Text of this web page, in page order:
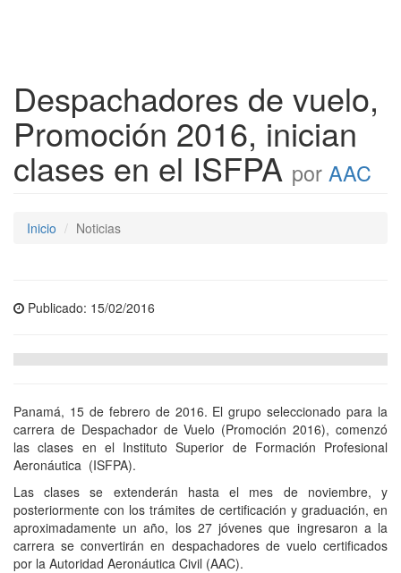
Despachadores de vuelo,
Promoción 2016, inician
clases en el ISFPA por AAC
Inicio Noticias
Publicado: 15/02/2016
Panamá, 15 de febrero de 2016. El grupo seleccionado para la
carrera de Despachador de Vuelo (Promoción 2016), comenzó
las clases en el Instituto Superior de Formación Profesional
Aeronáutica (ISFPA).
Las clases se extenderán hasta el mes de noviembre, y
posteriormente con los trámites de certificación y graduación, en
aproximadamente un año, los 27 jóvenes que ingresaron a la
carrera se convertirán en despachadores de vuelo certificados
por la Autoridad Aeronáutica Civil (AAC).